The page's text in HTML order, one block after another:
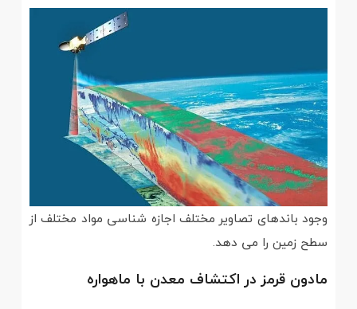
وجود باندهای تصاویر مختلف اجازه شناسی مواد مختلف از
سطح زمین را می دهد.
مادون قرمز در اکتشاف معدن با ماهواره